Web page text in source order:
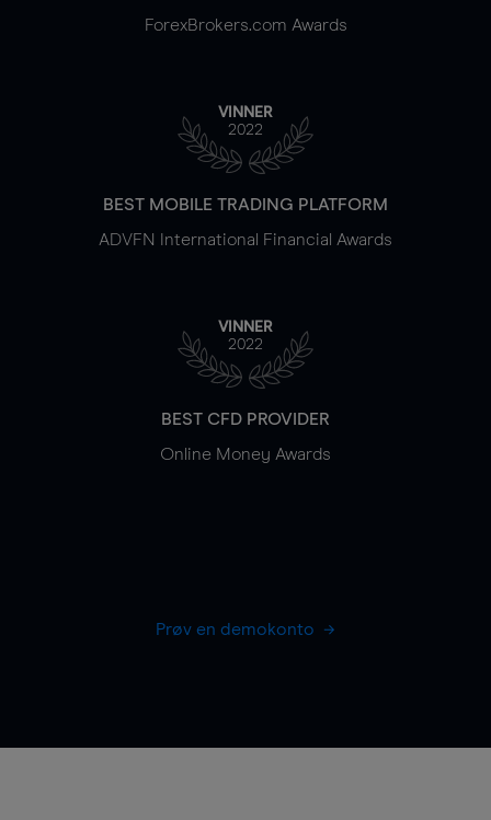
ForexBrokers.com Awards
VINNER
2022
BEST MOBILE TRADING PLATFORM
ADVFN International Financial Awards
VINNER
2022
BEST CFD PROVIDER
Online Money Awards
Prøv en demokonto